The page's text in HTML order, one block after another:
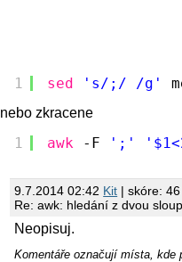
1 sed 's/;/ /g'
nebo zkracene
1 awk -F ';'
9.7.2014 02:42 Kit | skóre:
Re: awk: hledání z dvou
Neopisuj.
Komentáře označují místa, kde